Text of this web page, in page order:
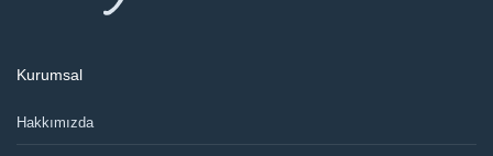
Kurumsal
Hakkımızda